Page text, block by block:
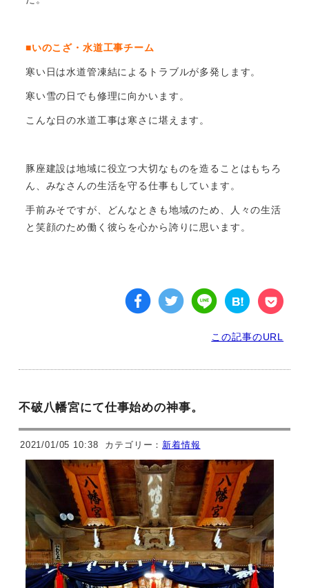
■いのこざ・水道工事チーム
寒い日は水道管凍結によるトラブルが多発します。
寒い雪の日でも修理に向かいます。
こんな日の水道工事は寒さに堪えます。
豚座建設は地域に役立つ大切なものを造ることはもちろ
ん、みなさんの生活を守る仕事もしています。
手前みそですが、どんなときも地域のため、人々の生活
と笑顔のため働く彼らを心から誇りに思います。
この記事のURL
不破八幡宮にて仕事始めの神事。
2021/01/05 10:38 カテゴリー： 新着情報